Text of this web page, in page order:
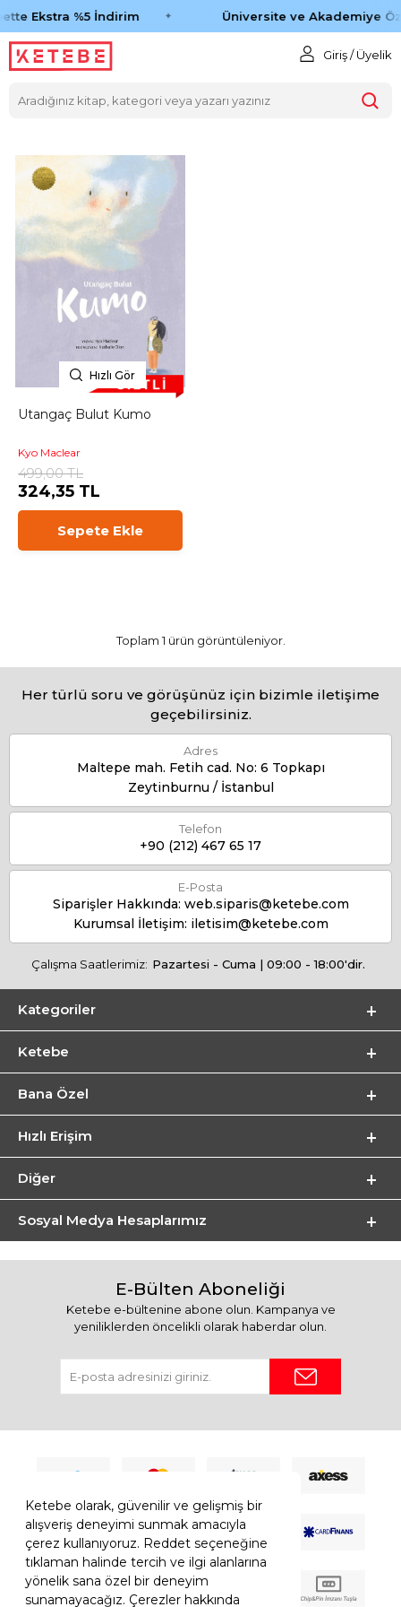
Ketebe olarak, güvenilir ve gelişmiş bir
alışveriş deneyimi sunmak amacıyla
çerez kullanıyoruz. Reddet seçeneğine
tıklaman halinde tercih ve ilgi alanlarına
yönelik sana özel bir deneyim
sunamayacağız. Çerezler hakkında
Ekstra %5 İndirim Üniversite ve Akademiye
Giriş / Üyelik
Hızlı Gör
Utangaç Bulut Kumo
Kyo Maclear
499,00 TL
324,35 TL
Sepete Ekle
Toplam 1 ürün görüntüleniyor.
Her türlü soru ve görüşünüz için bizimle iletişime
geçebilirsiniz.
Adres
Maltepe mah. Fetih cad. No: 6 Topkapı
Zeytinburnu / İstanbul
Telefon
+90 (212) 467 65 17
E-Posta
Siparişler Hakkında: web.siparis@ketebe.com
Kurumsal İletişim: iletisim@ketebe.com
Çalışma Saatlerimiz: Pazartesi - Cuma | 09:00 - 18:00'dir.
Kategoriler
Ketebe
Bana Özel
Hızlı Erişim
Diğer
Sosyal Medya Hesaplarımız
E-Bülten Aboneliği
Ketebe e-bültenine abone olun. Kampanya ve
yeniliklerden öncelikli olarak haberdar olun.